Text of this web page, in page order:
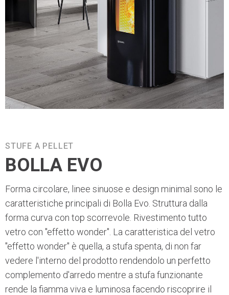
STUFE A PELLET
BOLLA EVO
Forma circolare, linee sinuose e design minimal sono le
caratteristiche principali di Bolla Evo. Struttura dalla
forma curva con top scorrevole. Rivestimento tutto
vetro con "effetto wonder". La caratteristica del vetro
"effetto wonder" è quella, a stufa spenta, di non far
vedere l'interno del prodotto rendendolo un perfetto
complemento d'arredo mentre a stufa funzionante
rende la fiamma viva e luminosa facendo riscoprire il